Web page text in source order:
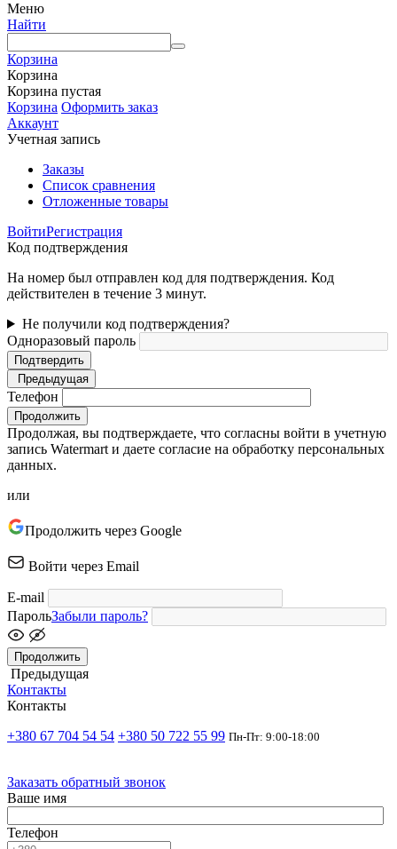
Меню
Найти
Корзина
Корзина
Корзина пустая
Корзина Оформить заказ
Аккаунт
Учетная запись
Заказы
Список сравнения
Отложенные товары
ВойтиРегистрация
Код подтверждения
На номер был отправлен код для подтверждения. Код
действителен в течение 3 минут.
Не получили код подтверждения?
Одноразовый пароль
Подтвердить
Предыдущая
Телефон
Продолжить
Продолжая, вы подтверждаете, что согласны войти в учетную
запись Watermart и даете согласие на обработку персональных
данных.
или
Продолжить через Google
Войти через Email
E-mail
ПарольЗабыли пароль?
Продолжить
Предыдущая
Контакты
Контакты
+380 67 704 54 54 +380 50 722 55 99 Пн-Пт: 9:00-18:00
Заказать обратный звонок
Ваше имя
Телефон